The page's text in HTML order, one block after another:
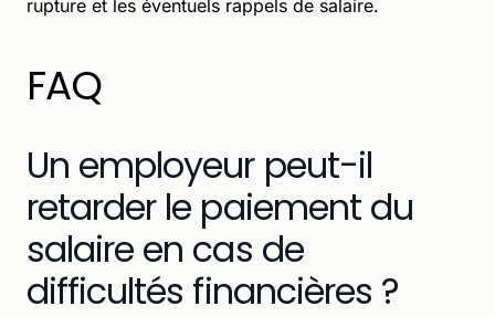
rupture et les éventuels rappels de salaire.
FAQ
Un employeur peut-il
retarder le paiement du
salaire en cas de
difficultés financières ?